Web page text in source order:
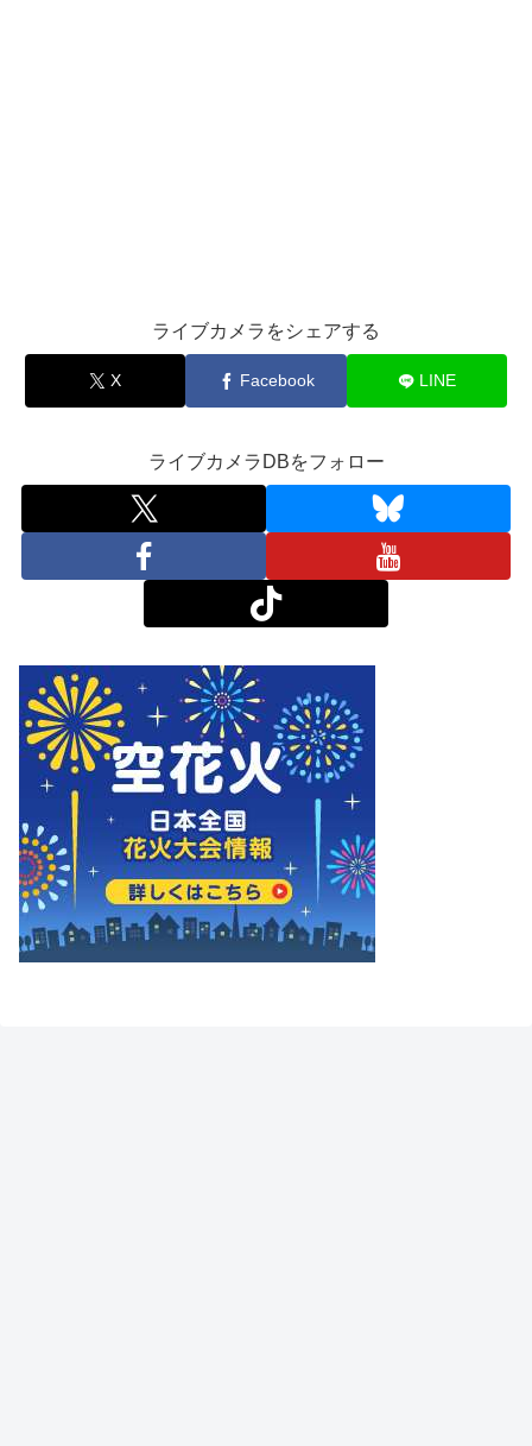
ライブカメラをシェアする
X Facebook LINE
ライブカメラDBをフォロー